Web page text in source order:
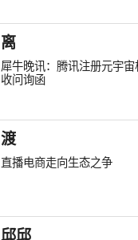
离
犀牛晚讯：腾讯注册元宇
收问询函
渡
直播电商走向生态之争
邱邱